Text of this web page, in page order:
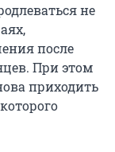
не
после
При этом
приходить